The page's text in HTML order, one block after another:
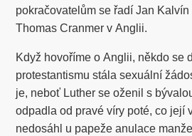
pokračovatelům se řadí Jan
Thomas Cranmer v Anglii.
Když hovoříme o Anglii, někdo se
protestantismu stála sexuální
je, neboť Luther se oženil s
odpadla od pravé víry poté, co její
nedosáhl u papeže anulace